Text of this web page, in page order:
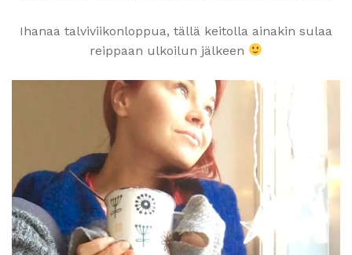
Ihanaa talviviikonloppua, tällä keitolla ainakin sulaa
reippaan ulkoilun jälkeen